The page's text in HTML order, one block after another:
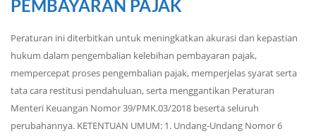
PEMBAYARAN PAJAK
Peraturan ini diterbitkan untuk meningkatkan akurasi dan kepastian
hukum dalam pengembalian kelebihan pembayaran pajak,
mempercepat proses pengembalian pajak, memperjelas syarat serta
tata cara restitusi pendahuluan, serta menggantikan Peraturan
Menteri Keuangan Nomor 39/PMK.03/2018 beserta seluruh
perubahannya. KETENTUAN UMUM: 1. Undang-Undang Nomor 6